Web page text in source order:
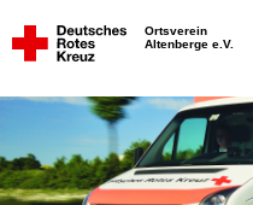
Ortsverein
Altenberge e.V.